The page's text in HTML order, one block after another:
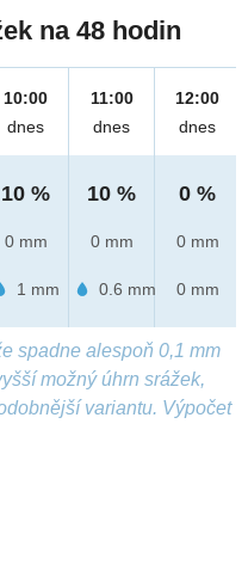
na 48 hodin
10:00
dnes
10 %
0 mm
1 mm
11:00
dnes
10 %
0 mm
0.6 mm
12:00
dnes
0 %
0 mm
0 mm
spadne alespoň 0,1 mm
možný úhrn srážek,
variantu. Výpočet